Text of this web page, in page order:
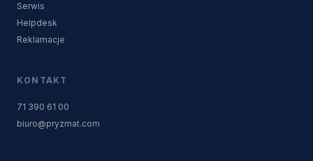
Serwis
Helpdesk
Reklamacje
KONTAKT
71 390 61 00
biuro@pryzmat.com